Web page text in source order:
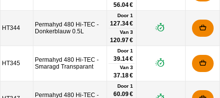
56.04 €
HT344
Permahyd 480 Hi-TEC -
Donkerblauw 0.5L
Door 1
127.34 €
Van 3
120.97 €
HT345
Permahyd 480 Hi-TEC -
Smaragd Transparant
Door 1
39.14 €
Van 3
37.18 €
Permahyd 480 Hi-TEC -
Door 1
60.09 €